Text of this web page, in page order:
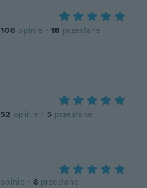
108 opinie · 18 przesłane
52 opinie · 5 przesłane
opinie · 8 przesłane